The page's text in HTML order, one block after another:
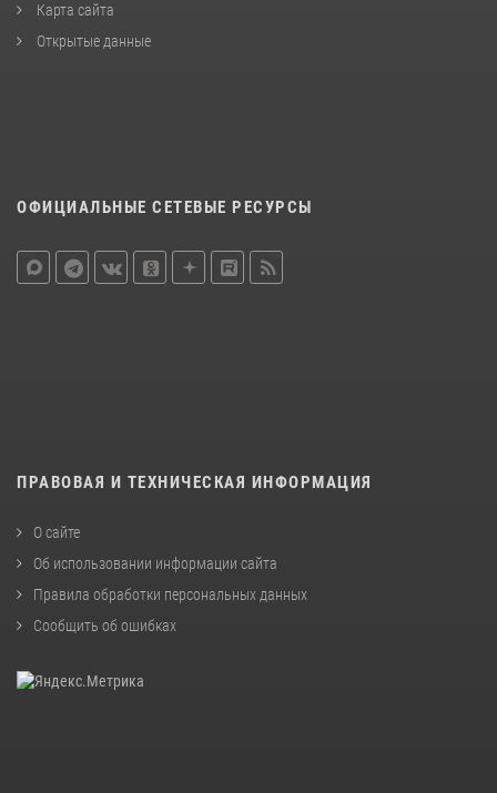
Карта сайта
Открытые данные
ОФИЦИАЛЬНЫЕ СЕТЕВЫЕ РЕСУРСЫ
ПРАВОВАЯ И ТЕХНИЧЕСКАЯ ИНФОРМАЦИЯ
О сайте
Об использовании информации сайта
Правила обработки персональных данных
Сообщить об ошибках